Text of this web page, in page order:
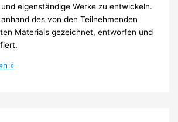
eigenständige Werke zu entwickeln.
des von den Teilnehmenden
Materials gezeichnet, entworfen und
»